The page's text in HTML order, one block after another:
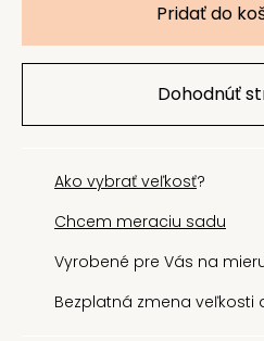
Pridať do
Dohodnúť
Ako vybrať veľkosť?
Chcem meraciu sadu
Vyrobené pre Vás na
Bezplatná zmena veľkosti